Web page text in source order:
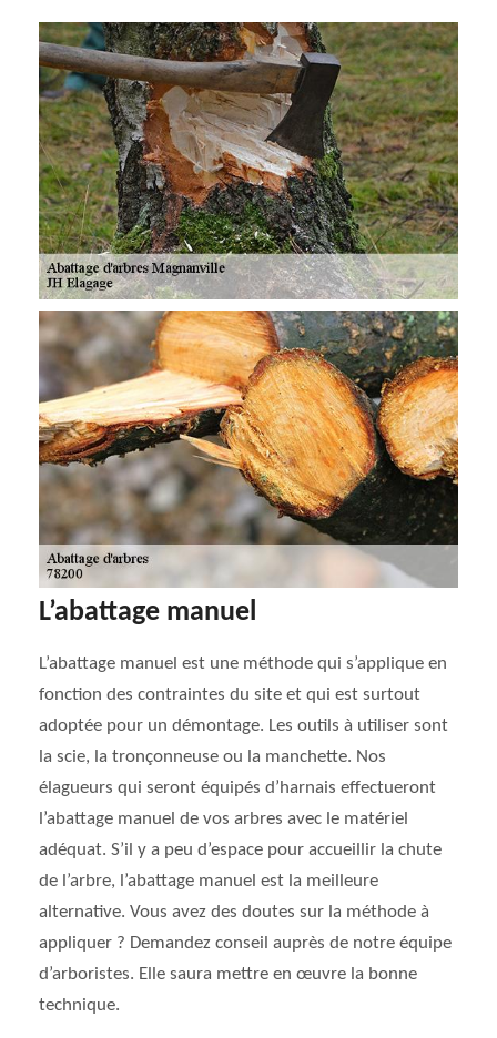
L’abattage manuel
L’abattage manuel est une méthode qui s’applique en
fonction des contraintes du site et qui est surtout
adoptée pour un démontage. Les outils à utiliser sont
la scie, la tronçonneuse ou la manchette. Nos
élagueurs qui seront équipés d’harnais effectueront
l’abattage manuel de vos arbres avec le matériel
adéquat. S’il y a peu d’espace pour accueillir la chute
de l’arbre, l’abattage manuel est la meilleure
alternative. Vous avez des doutes sur la méthode à
appliquer ? Demandez conseil auprès de notre équipe
d’arboristes. Elle saura mettre en œuvre la bonne
technique.